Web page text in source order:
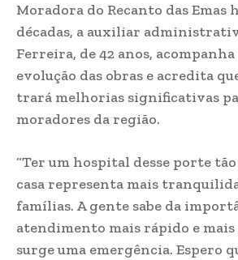
Moradora do Recanto das Emas
décadas, a auxiliar
Ferreira, de 42 anos,
evolução das obras e acredita
trará melhorias significativas
moradores da região.
“Ter um hospital desse porte
casa representa mais
famílias. A gente sabe da
atendimento mais rápido e
surge uma emergência. Espero